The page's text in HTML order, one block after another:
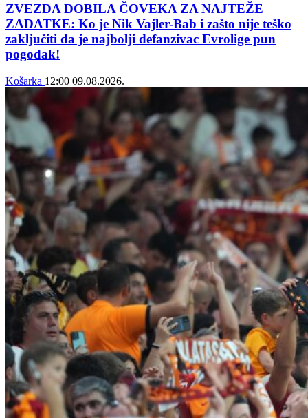
ZVEZDA DOBILA ČOVEKA ZA NAJTEŽE
ZADATKE: Ko je Nik Vajler-Bab i zašto nije teško
zaključiti da je najbolji defanzivac Evrolige pun
pogodak!
Košarka 12:00 09.08.2026.